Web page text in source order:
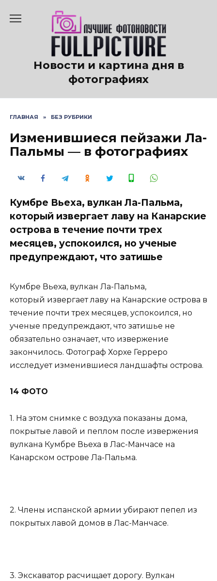
содержанию
Новости и картина дня в
фотографиях
ГЛАВНАЯ » БЕЗ РУБРИКИ
Изменившиеся пейзажи Ла-
Пальмы — в фотографиях
Кумбре Вьеха, вулкан Ла-Пальма,
который извергает лаву на Канарские
острова в течение почти трех
месяцев, успокоился, но ученые
предупреждают, что затишье
Кумбре Вьеха, вулкан Ла-Пальма,
который извергает лаву на Канарские острова в
течение почти трех месяцев, успокоился, но
ученые предупреждают, что затишье не
обязательно означает, что извержение
закончилось. Фотограф Хорхе Герреро
исследует изменившиеся ландшафты острова.
14 ФОТО
1. На этом снимке с воздуха показаны дома,
покрытые лавой и пеплом после извержения
вулкана Кумбре Вьеха в Лас-Манчасе на
Канарском острове Ла-Пальма.
2. Члены испанской армии убирают пепел из
покрытых лавой домов в Лас-Манчасе.
3. Экскаватор расчищает дорогу. Вулкан